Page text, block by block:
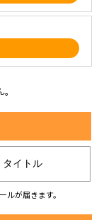
タイトル
が届きます。